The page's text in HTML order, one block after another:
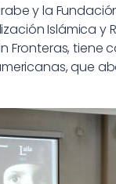
y la
Islámica
Fronteras,
que